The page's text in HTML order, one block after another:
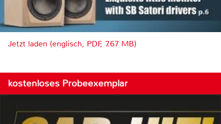
Jetzt laden (englisch, PDF, 7.67 MB)
kostenloses Probeexemplar